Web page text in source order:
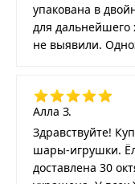
упакована в
для дальнейшего
не выявили.
Алла З.
Здравствуйте!
шары-игрушки.
доставлена 30